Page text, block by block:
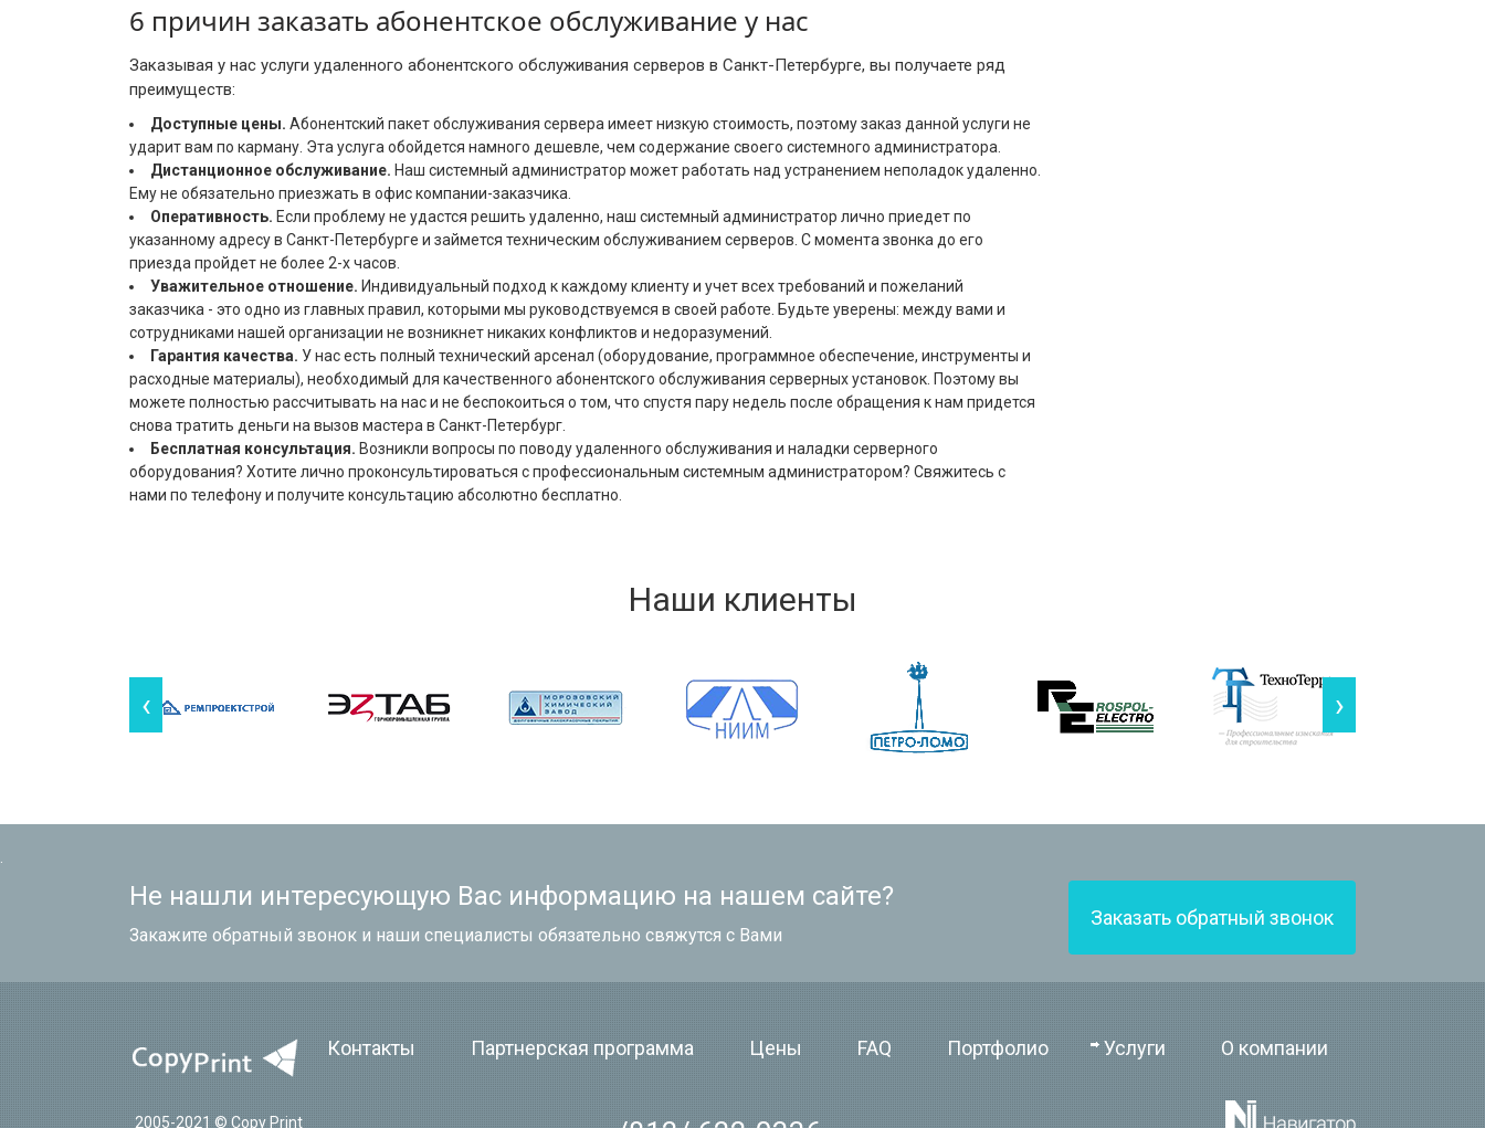
6 причин заказать абонентское обслуживание у нас
Заказывая у нас услуги удаленного абонентского обслуживания серверов в Санкт-Петербурге, вы получаете ряд
преимуществ:
Доступные цены. Абонентский пакет обслуживания сервера имеет низкую стоимость, поэтому заказ данной услуги не
ударит вам по карману. Эта услуга обойдется намного дешевле, чем содержание своего системного администратора.
Дистанционное обслуживание. Наш системный администратор может работать над устранением неполадок удаленно.
Ему не обязательно приезжать в офис компании-заказчика.
Оперативность. Если проблему не удастся решить удаленно, наш системный администратор лично приедет по
указанному адресу в Санкт-Петербурге и займется техническим обслуживанием серверов. С момента звонка до его
приезда пройдет не более 2-х часов.
Уважительное отношение. Индивидуальный подход к каждому клиенту и учет всех требований и пожеланий
заказчика - это одно из главных правил, которыми мы руководствуемся в своей работе. Будьте уверены: между вами и
сотрудниками нашей организации не возникнет никаких конфликтов и недоразумений.
Гарантия качества. У нас есть полный технический арсенал (оборудование, программное обеспечение, инструменты и
расходные материалы), необходимый для качественного абонентского обслуживания серверных установок. Поэтому вы
можете полностью рассчитывать на нас и не беспокоиться о том, что спустя пару недель после обращения к нам придется
снова тратить деньги на вызов мастера в Санкт-Петербург.
Бесплатная консультация. Возникли вопросы по поводу удаленного обслуживания и наладки серверного
оборудования? Хотите лично проконсультироваться с профессиональным системным администратором? Свяжитесь с
нами по телефону и получите консультацию абсолютно бесплатно.
Наши клиенты
‹ ›
Не нашли интересующую Вас информацию на нашем сайте?
Закажите обратный звонок и наши специалисты обязательно свяжутся с Вами
Заказать обратный звонок
О компании
Услуги
Портфолио
FAQ
Цены
Партнерская программа
Контакты
2005-2021 © Copy Print